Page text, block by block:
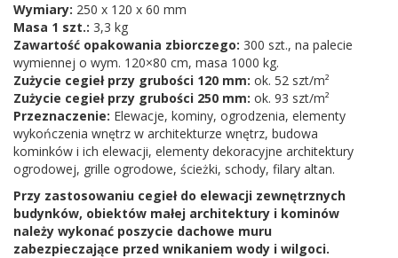
Wymiary: 250 x 120 x 60 mm
Masa 1 szt.: 3,3 kg
Zawartość opakowania zbiorczego: 300 szt., na palecie
wymiennej o wym. 120×80 cm, masa 1000 kg.
Zużycie cegieł przy grubości 120 mm: ok. 52 szt/m²
Zużycie cegieł przy grubości 250 mm: ok. 93 szt/m²
Przeznaczenie: Elewacje, kominy, ogrodzenia, elementy
wykończenia wnętrz w architekturze wnętrz, budowa
kominków i ich elewacji, elementy dekoracyjne architektury
ogrodowej, grille ogrodowe, ścieżki, schody, filary altan.
Przy zastosowaniu cegieł do elewacji zewnętrznych
budynków, obiektów małej architektury i kominów
należy wykonać poszycie dachowe muru
zabezpieczające przed wnikaniem wody i wilgoci.